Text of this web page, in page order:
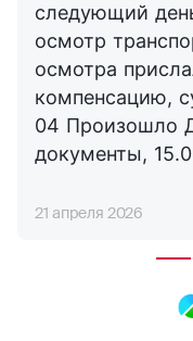
следующий
осмотр
осмотра
компенсацию,
04 Произошло
документы,
сотрудничать
21 апреля 2026